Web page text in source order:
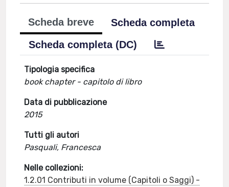
Scheda breve
Scheda completa
Scheda completa (DC)
Tipologia specifica
book chapter - capitolo di libro
Data di pubblicazione
2015
Tutti gli autori
Pasquali, Francesca
Nelle collezioni:
1.2.01 Contributi in volume (Capitoli o Saggi) -